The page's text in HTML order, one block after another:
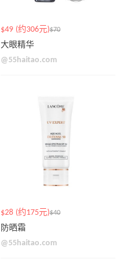
$49 (约306元)$70
大眼精华
@55haitao.com
$28 (约175元)$40
防晒霜
@55haitao.com